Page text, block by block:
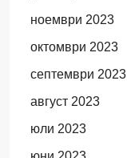
ноември 2023
октомври 2023
септември 2023
август 2023
юли 2023